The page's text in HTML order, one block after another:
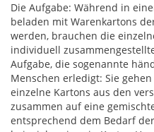
Die Aufgabe: Während in
beladen mit Warenkartons
werden, brauchen die
individuell
Aufgabe, die sogenannte
Menschen erledigt: Sie
einzelne Kartons aus den
zusammen auf eine
entsprechend dem Bedarf